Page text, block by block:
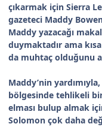
çıkarmak için Sierra
gazeteci Maddy
Maddy yazacağı
duymaktadır ama
da muhtaç olduğunu
Maddy’nin
bölgesinde tehlikeli
elması bulup almak
Solomon çok daha